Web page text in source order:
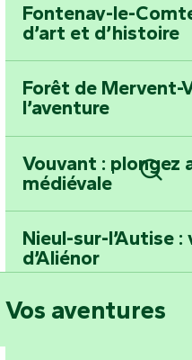
Fontenay-le-
d’art et d’histoire
Forêt de Mervent-
l’aventure
Vouvant : plongez
médiévale
Nieul-sur-l’Autise
d’Aliénor
Foussais-Payré :
Vos aventures
à
de la
départ de
a-t-il un
les bus ?
à
départ ?